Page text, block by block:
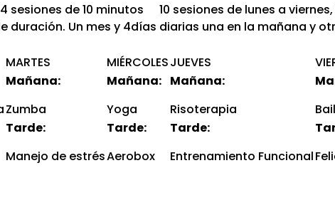
sesiones de 10 minutos
duración. Un mes y 4días
10 sesiones de lunes a
diarias una en la mañana y
MARTES MIÉRCOLESJUEVES
Mañana:
Zumba
Mañana:
Yoga
Mañana:
Risoterapia
Tarde:
Manejo de estrés
Tarde:
Aerobox
Tarde:
Entrenamiento Funcional